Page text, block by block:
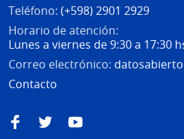
Teléfono: (+598) 2901 2929
Horario de atención:
Lunes a viernes de 9:30 a 17:30
Correo electrónico:
Contacto
FacebookTwitterYouTube